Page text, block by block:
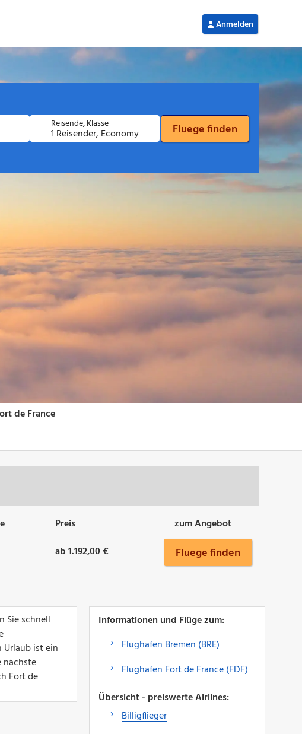
Preis
zum Angebot
ab 1.192,00 € Fluege finden
Sie schnell
Urlaub ist ein
nächste
Fort de
Informationen und Flüge zum:
Flughafen Bremen (BRE)
Flughafen Fort de France (FDF)
Übersicht - preiswerte Airlines:
Billigflieger